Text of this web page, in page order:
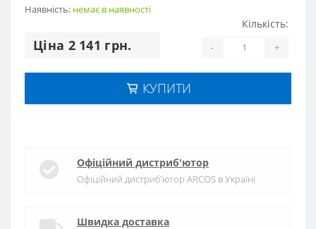
Наявність: немає в наявностi
Цiна 2 141 грн.
Кількість:
- +
КУПИТИ
Офіційний дистриб'ютор
Офіційний дистриб'ютор ARCOS в Україні
Швидка доставка